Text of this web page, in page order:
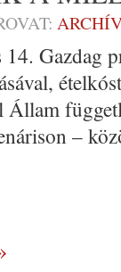
Gazdag
Állam
–